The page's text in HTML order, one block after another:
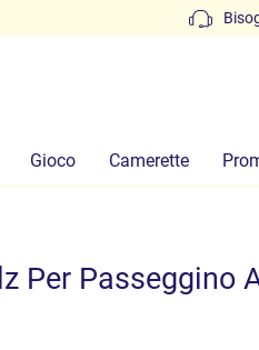
Preventivi
Gioco Camerette
Per Passeggino